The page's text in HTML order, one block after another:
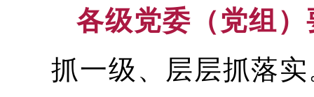
各级党委（党组）
抓一级、层层抓落